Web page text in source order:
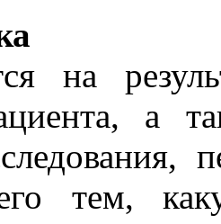
на
а
тем,